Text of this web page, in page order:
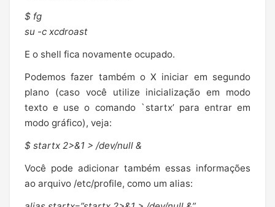
$ fg
su -c xcdroast
E o shell fica novamente ocupado.
Podemos fazer também o X iniciar em segundo
plano (caso você utilize inicialização em modo
texto e use o comando `startx’ para entrar em
modo gráfico), veja:
$ startx 2>&1 > /dev/null &
Você pode adicionar também essas informações
ao arquivo /etc/profile, como um alias: